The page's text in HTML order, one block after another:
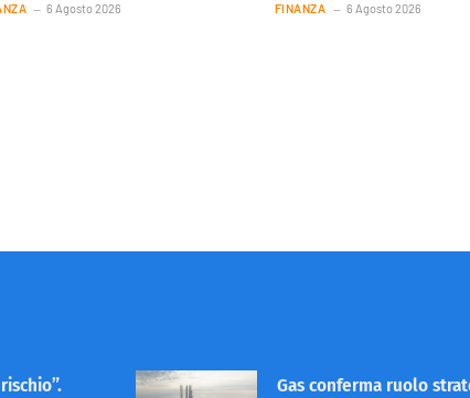
6 Agosto 2026 FINANZA 6 Agosto 2026
Gas conferma ruolo